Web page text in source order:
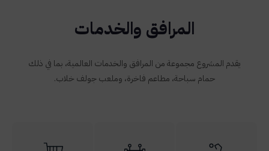
المرافق والخدمات
يقدم المشروع مجموعة من المرافق والخدمات العالمية، بما في ذلك
حمام سباحة، مطاعم فاخرة، وملعب جولف خلاب.